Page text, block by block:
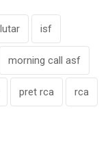
isf
morning call asf
pret rca rca